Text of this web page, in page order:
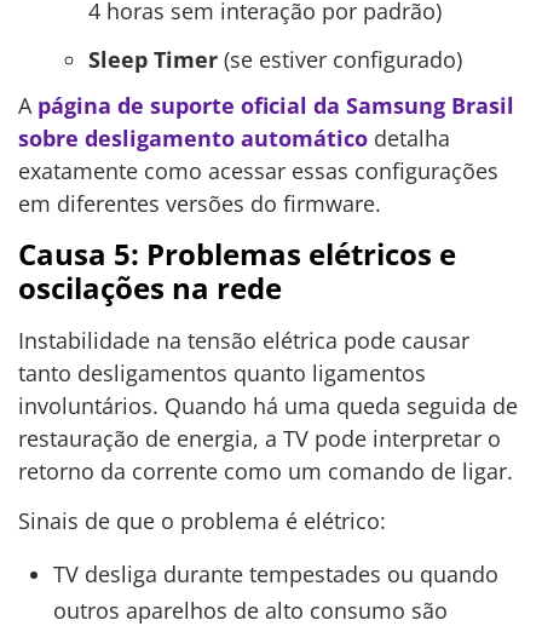
4 horas sem interação por padrão)
Sleep Timer(se estiver configurado)
A página de suporte oficial da Samsung Brasil
sobre desligamento automático detalha
exatamente como acessar essas configurações
em diferentes versões do firmware.
Causa 5: Problemas elétricos e
oscilações na rede
Instabilidade na tensão elétrica pode causar
tanto desligamentos quanto ligamentos
involuntários. Quando há uma queda seguida de
restauração de energia, a TV pode interpretar o
retorno da corrente como um comando de ligar.
Sinais de que o problema é elétrico:
TV desliga durante tempestades ou quando
outros aparelhos de alto consumo são